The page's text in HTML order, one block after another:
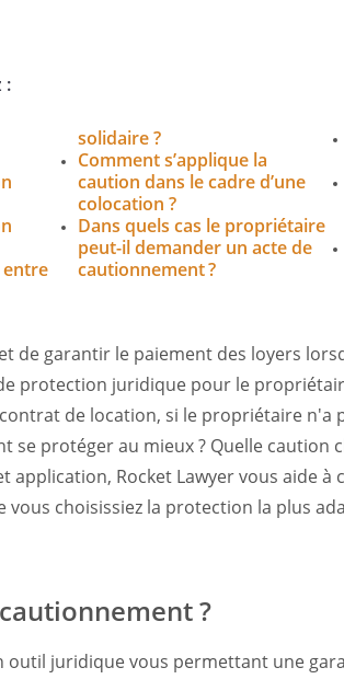
:
entre
solidaire ?
Comment s’applique la
caution dans le cadre d’une
colocation ?
Dans quels cas le propriétaire
peut-il demander un acte de
cautionnement ?
de garantir le paiement des loyers
protection juridique pour le
de location, si le propriétaire n'a
se protéger au mieux ? Quelle caution
application, Rocket Lawyer vous aide
choisissiez la protection la plus
cautionnement ?
outil juridique vous permettant une